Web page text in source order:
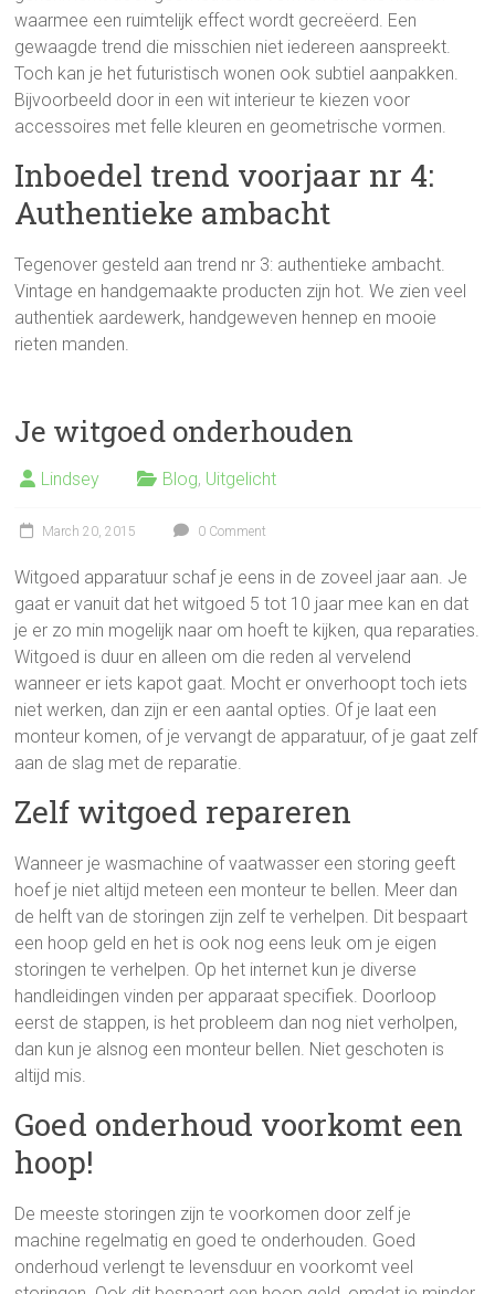
waarmee een ruimtelijk effect wordt gecreëerd. Een
gewaagde trend die misschien niet iedereen aanspreekt.
Toch kan je het futuristisch wonen ook subtiel aanpakken.
Bijvoorbeeld door in een wit interieur te kiezen voor
accessoires met felle kleuren en geometrische vormen.
Inboedel trend voorjaar nr 4:
Authentieke ambacht
Tegenover gesteld aan trend nr 3: authentieke ambacht.
Vintage en handgemaakte producten zijn hot. We zien veel
authentiek aardewerk, handgeweven hennep en mooie
rieten manden.
Je witgoed onderhouden
Lindsey Blog, Uitgelicht
March 20, 2015 0 Comment
Witgoed apparatuur schaf je eens in de zoveel jaar aan. Je
gaat er vanuit dat het witgoed 5 tot 10 jaar mee kan en dat
je er zo min mogelijk naar om hoeft te kijken, qua reparaties.
Witgoed is duur en alleen om die reden al vervelend
wanneer er iets kapot gaat. Mocht er onverhoopt toch iets
niet werken, dan zijn er een aantal opties. Of je laat een
monteur komen, of je vervangt de apparatuur, of je gaat zelf
aan de slag met de reparatie.
Zelf witgoed repareren
Wanneer je wasmachine of vaatwasser een storing geeft
hoef je niet altijd meteen een monteur te bellen. Meer dan
de helft van de storingen zijn zelf te verhelpen. Dit bespaart
een hoop geld en het is ook nog eens leuk om je eigen
storingen te verhelpen. Op het internet kun je diverse
handleidingen vinden per apparaat specifiek. Doorloop
eerst de stappen, is het probleem dan nog niet verholpen,
dan kun je alsnog een monteur bellen. Niet geschoten is
altijd mis.
Goed onderhoud voorkomt een
hoop!
De meeste storingen zijn te voorkomen door zelf je
machine regelmatig en goed te onderhouden. Goed
onderhoud verlengt te levensduur en voorkomt veel